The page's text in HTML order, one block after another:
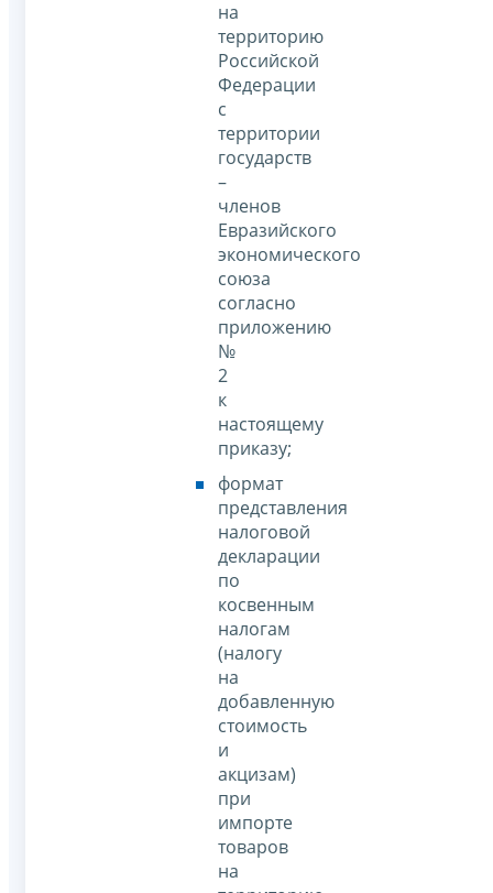
на
территорию
Российской
Федерации
с
территории
государств
–
членов
Евразийского
экономического
союза
согласно
приложению
№
2
к
настоящему
приказу;
формат
представления
налоговой
декларации
по
косвенным
налогам
(налогу
на
добавленную
стоимость
и
акцизам)
при
импорте
товаров
на